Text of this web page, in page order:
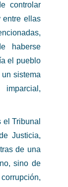
controlar
entre ellas
haberse
el pueblo
sistema
Tribunal
Justicia,
de una
sino de